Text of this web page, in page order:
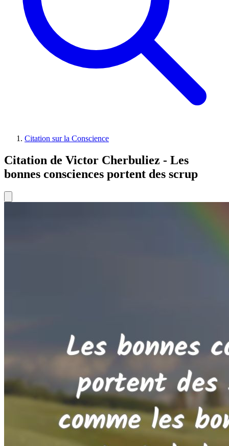
Citation sur la Conscience
Citation de Victor Cherbuliez - Les
bonnes consciences portent des scrup